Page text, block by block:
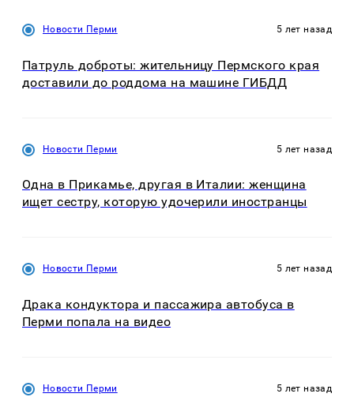
Новости Перми 5 лет назад
Патруль доброты: жительницу Пермского края
доставили до роддома на машине ГИБДД
Новости Перми 5 лет назад
Одна в Прикамье, другая в Италии: женщина
ищет сестру, которую удочерили иностранцы
Новости Перми 5 лет назад
Драка кондуктора и пассажира автобуса в
Перми попала на видео
Новости Перми 5 лет назад